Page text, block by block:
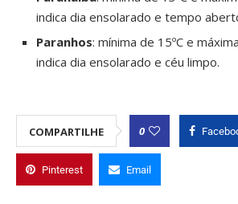
indica dia ensolarado e tempo
Paranhos: mínima de 15ºC e
indica dia ensolarado e céu limpo.
COMPARTILHE 0
Pinterest Email